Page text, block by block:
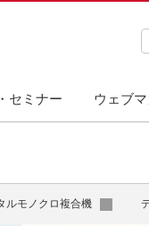
セミナー ウェブ
ルモノクロ複合機